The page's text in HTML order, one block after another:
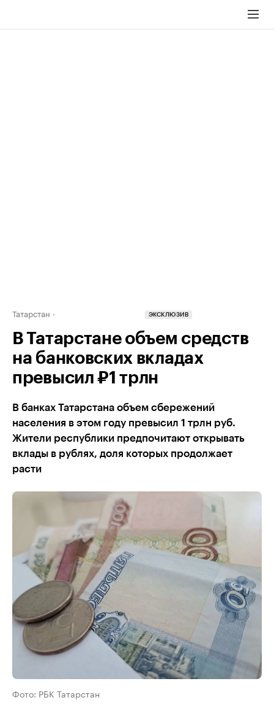
Татарстан ЭКСКЛЮЗИВ
В Татарстане объем средств
на банковских вкладах
превысил ₽1 трлн
В банках Татарстана объем сбережений
населения в этом году превысил 1 трлн руб.
Жители республики предпочитают открывать
вклады в рублях, доля которых продолжает
расти
Фото: РБК Татарстан